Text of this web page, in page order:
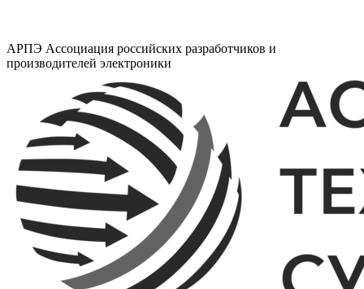
АРПЭ Ассоциация российских разработчиков и
производителей электроники